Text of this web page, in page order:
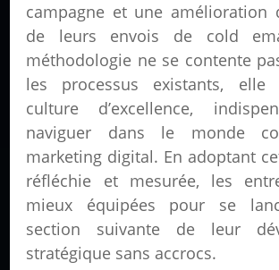
campagne et une amélioration
de leurs envois de cold
méthodologie ne se contente
les processus existants, elle
culture d’excellence,
naviguer dans le monde
marketing digital. En adoptant
réfléchie et mesurée, les
mieux équipées pour se
section suivante de leur
stratégique sans accrocs.